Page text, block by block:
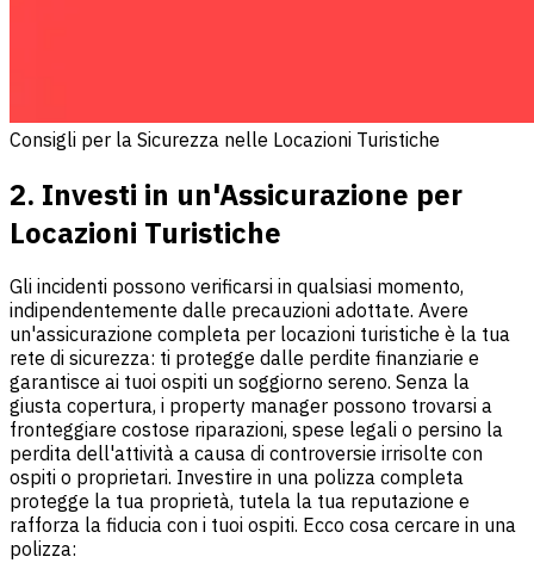
Consigli per la Sicurezza nelle Locazioni Turistiche
2. Investi in un'Assicurazione per
Locazioni Turistiche
Gli incidenti possono verificarsi in qualsiasi momento,
indipendentemente dalle precauzioni adottate. Avere
un'assicurazione completa per locazioni turistiche è la tua
rete di sicurezza: ti protegge dalle perdite finanziarie e
garantisce ai tuoi ospiti un soggiorno sereno. Senza la
giusta copertura, i property manager possono trovarsi a
fronteggiare costose riparazioni, spese legali o persino la
perdita dell'attività a causa di controversie irrisolte con
ospiti o proprietari. Investire in una polizza completa
protegge la tua proprietà, tutela la tua reputazione e
rafforza la fiducia con i tuoi ospiti. Ecco cosa cercare in una
polizza: